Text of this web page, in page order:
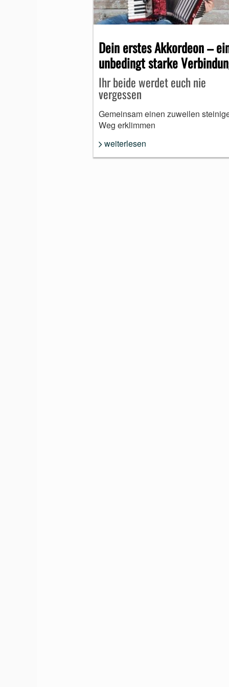
MUNDHARMONIKA
Dein erstes Akkordeon –
unbedingt starke
Ihr beide werdet euch nie
vergessen
Gemeinsam einen zuweilen
Weg erklimmen
weiterlesen